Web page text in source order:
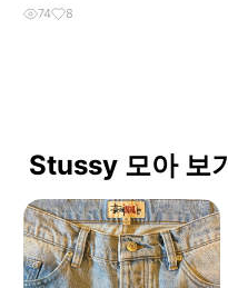
74 8
Stussy 모아 보기